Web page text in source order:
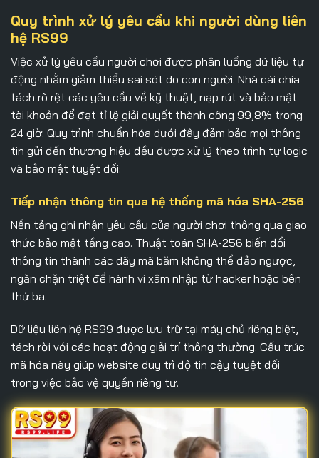
Quy trình xử lý yêu cầu khi người dùng liên
hệ RS99
Việc xử lý yêu cầu người chơi được phân luồng dữ liệu tự
động nhằm giảm thiểu sai sót do con người. Nhà cái chia
tách rõ rệt các yêu cầu về kỹ thuật, nạp rút và bảo mật
tài khoản để đạt tỉ lệ giải quyết thành công 99,8% trong
24 giờ. Quy trình chuẩn hóa dưới đây đảm bảo mọi thông
tin gửi đến thương hiệu đều được xử lý theo trình tự logic
và bảo mật tuyệt đối:
Tiếp nhận thông tin qua hệ thống mã hóa SHA-256
Nền tảng ghi nhận yêu cầu của người chơi thông qua giao
thức bảo mật tầng cao. Thuật toán SHA-256 biến đổi
thông tin thành các dãy mã băm không thể đảo ngược,
ngăn chặn triệt để hành vi xâm nhập từ hacker hoặc bên
thứ ba.
Dữ liệu liên hệ RS99 được lưu trữ tại máy chủ riêng biệt,
tách rời với các hoạt động giải trí thông thường. Cấu trúc
mã hóa này giúp website duy trì độ tin cậy tuyệt đối
trong việc bảo vệ quyền riêng tư.